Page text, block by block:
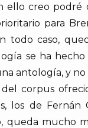
ello creo
para
todo caso,
se ha
antología, y
corpus
los de Fernán
mucho